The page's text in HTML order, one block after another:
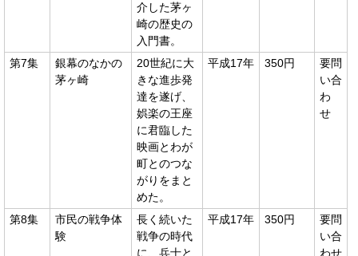
介した茅ヶ
崎の歴史の
入門書。
第7集
銀幕のなかの
茅ヶ崎
20世紀に大
きな進歩発
達を遂げ、
娯楽の王座
に君臨した
映画とわが
町とのつな
がりをまと
めた。
平成17年 350円
要問
い合
わ
せ
第8集
市民の戦争体
験
長く続いた
戦争の時代
に、兵士と
平成17年 350円
要問
い合
わせ